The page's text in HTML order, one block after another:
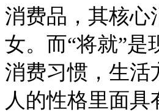
消费品，其核心
女。而“将就”是
消费习惯，生活
人的性格里面具